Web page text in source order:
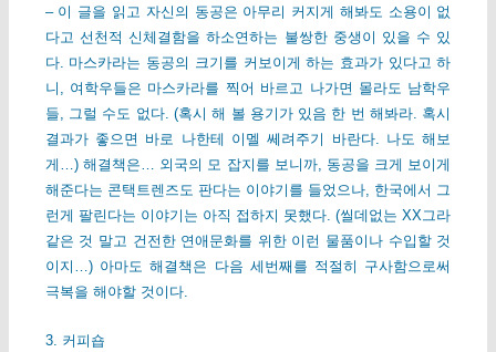
– 이 글을 읽고 자신의 동공은 아무리 커지게 해봐도 소용이 없
다고 선천적 신체결함을 하소연하는 불쌍한 중생이 있을 수 있
다. 마스카라는 동공의 크기를 커보이게 하는 효과가 있다고 하
니, 여학우들은 마스카라를 찍어 바르고 나가면 몰라도 남학우
들, 그럴 수도 없다. (혹시 해 볼 용기가 있음 한 번 해봐라. 혹시
결과가 좋으면 바로 나한테 이멜 쎄려주기 바란다. 나도 해보
게…) 해결책은… 외국의 모 잡지를 보니까, 동공을 크게 보이게
해준다는 콘택트렌즈도 판다는 이야기를 들었으나, 한국에서 그
런게 팔린다는 이야기는 아직 접하지 못했다. (씰데없는 XX그라
같은 것 말고 건전한 연애문화를 위한 이런 물품이나 수입할 것
이지…) 아마도 해결책은 다음 세번째를 적절히 구사함으로써
극복을 해야할 것이다.
3. 커피숍